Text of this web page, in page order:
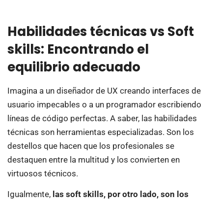
Habilidades técnicas vs Soft
skills: Encontrando el
equilibrio adecuado
Imagina a un diseñador de UX creando interfaces de
usuario impecables o a un programador escribiendo
líneas de código perfectas. A saber, las habilidades
técnicas son herramientas especializadas. Son los
destellos que hacen que los profesionales se
destaquen entre la multitud y los convierten en
virtuosos técnicos.
Igualmente, las soft skills, por otro lado, son los